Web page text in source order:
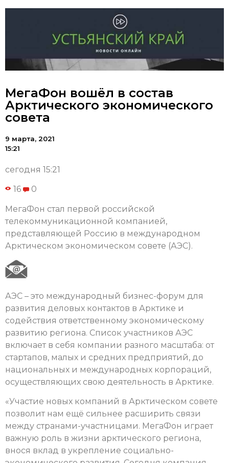
МегаФон вошёл в состав
Арктического экономического
совета
9 марта, 2021
15:21
сегодня 15:21
16 0
МегаФон стал первой российской
телекоммуникационной компанией,
представляющей Россию в международном
Арктическом экономическом совете (АЭС).
АЭС – это международный бизнес-форум для
развития деловых контактов в Арктике и
содействия ответственному экономическому
развитию региона. Список участников АЭС
включает в себя компании разного масштаба: от
стартапов, малых и средних предприятий, до
национальных и международных корпораций,
осуществляющих свою деятельность в Арктике.
«Участие новых компаний в Арктическом совете
позволит нам ещё сильнее расширить связи
между странами-участницами. МегаФон играет
важную роль в жизни арктического региона,
внося вклад в укрепление социально-